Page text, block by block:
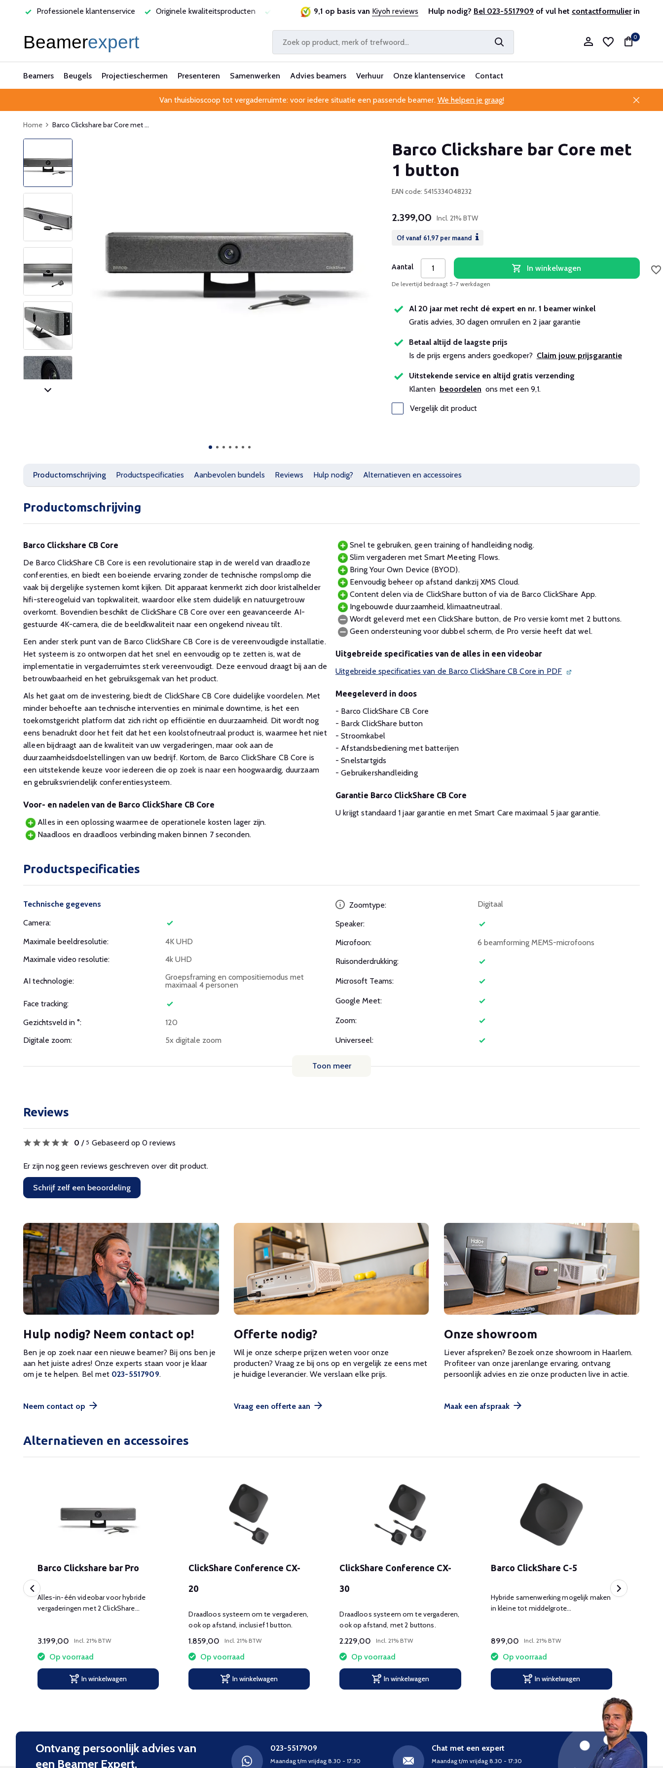
Professionele klantenservice Originele kwaliteitsproducten Laagste prijsgarantie Al 25 jaar betrouwbaar en ervaren Professionele klantenservice
9,1 op basis van Kiyoh reviews Hulp nodig? Bel 023-5517909 of vul het contactformulierin
Account aanmaken
0
Beamers Beugels Projectieschermen Presenteren Samenwerken Advies beamers Verhuur Onze klantenservice Contact
Van thuisbioscoop tot vergaderruimte: voor iedere situatie een passende beamer. We helpen je graag!
Home Barco Clickshare bar Core met ...
Barco Clickshare bar Core met
1 button
EAN code: 5415334048232
2.399,00 Incl. 21% BTW
Of vanaf 61,97per maand
Aantal In winkelwagen
De levertijd bedraagt 5-7 werkdagen
Al 20 jaar met recht dé expert en nr. 1 beamer winkel
Gratis advies, 30 dagen omruilen en 2 jaar garantie
Betaal altijd de laagste prijs
Is de prijs ergens anders goedkoper? Claim jouw prijsgarantie
Uitstekende service en altijd gratis verzending
Klanten beoordelen ons met een 9,1.
Vergelijk dit product
Productomschrijving Productspecificaties Aanbevolen bundels Reviews Hulp nodig? Alternatieven en accessoires
Productomschrijving
Barco Clickshare CB Core
De Barco ClickShare CB Core is een revolutionaire stap in de wereld van draadloze
conferenties, en biedt een boeiende ervaring zonder de technische rompslomp die
vaak bij dergelijke systemen komt kijken. Dit apparaat kenmerkt zich door kristalhelder
hifi-stereogeluid van topkwaliteit, waardoor elke stem duidelijk en natuurgetrouw
overkomt. Bovendien beschikt de ClickShare CB Core over een geavanceerde AI-
gestuurde 4K-camera, die de beeldkwaliteit naar een ongekend niveau tilt.
Een ander sterk punt van de Barco ClickShare CB Core is de vereenvoudigde installatie.
Het systeem is zo ontworpen dat het snel en eenvoudig op te zetten is, wat de
implementatie in vergaderruimtes sterk vereenvoudigt. Deze eenvoud draagt bij aan de
betrouwbaarheid en het gebruiksgemak van het product.
Als het gaat om de investering, biedt de ClickShare CB Core duidelijke voordelen. Met
minder behoefte aan technische interventies en minimale downtime, is het een
toekomstgericht platform dat zich richt op efficiëntie en duurzaamheid. Dit wordt nog
eens benadrukt door het feit dat het een koolstofneutraal product is, waarmee het niet
alleen bijdraagt aan de kwaliteit van uw vergaderingen, maar ook aan de
duurzaamheidsdoelstellingen van uw bedrijf. Kortom, de Barco ClickShare CB Core is
een uitstekende keuze voor iedereen die op zoek is naar een hoogwaardig, duurzaam
en gebruiksvriendelijk conferentiesysteem.
Voor- en nadelen van de Barco ClickShare CB Core
Alles in een oplossing waarmee de operationele kosten lager zijn.
Naadloos en draadloos verbinding maken binnen 7 seconden.
Snel te gebruiken, geen training of handleiding nodig.
Slim vergaderen met Smart Meeting Flows.
Bring Your Own Device (BYOD).
Eenvoudig beheer op afstand dankzij XMS Cloud.
Content delen via de ClickShare button of via de Barco ClickShare App.
Ingebouwde duurzaamheid, klimaatneutraal.
Wordt geleverd met een ClickShare button, de Pro versie komt met 2 buttons.
Geen ondersteuning voor dubbel scherm, de Pro versie heeft dat wel.
Uitgebreide specificaties van de alles in een videobar
Uitgebreide specificaties van de Barco ClickShare CB Core in PDF
Meegeleverd in doos
- Barco ClickShare CB Core
- Barck ClickShare button
- Stroomkabel
- Afstandsbediening met batterijen
- Snelstartgids
- Gebruikershandleiding
Garantie Barco ClickShare CB Core
U krijgt standaard 1 jaar garantie en met Smart Care maximaal 5 jaar garantie.
Productspecificaties
Technische gegevens
Camera:
Maximale beeldresolutie:
4K UHD
Maximale video resolutie:
4k UHD
AI technologie:
Groepsframing en compositiemodus met
maximaal 4 personen
Face tracking:
Gezichtsveld in °:
120
Digitale zoom:
5x digitale zoom
Zoomtype: Digitaal
Speaker:
Microfoon:
6 beamforming MEMS-microfoons
Ruisonderdrukking:
Microsoft Teams:
Google Meet:
Zoom:
Universeel:
Toon meer
Reviews
0 / 5 Gebaseerd op 0 reviews
Er zijn nog geen reviews geschreven over dit product.
Schrijf zelf een beoordeling
Hulp nodig? Neem contact op!
Ben je op zoek naar een nieuwe beamer? Bij ons ben je
aan het juiste adres! Onze experts staan voor je klaar
om je te helpen. Bel met 023-5517909.
Neem contact op
Offerte nodig?
Wil je onze scherpe prijzen weten voor onze
producten? Vraag ze bij ons op en vergelijk ze eens met
je huidige leverancier. We verslaan elke prijs.
Vraag een offerte aan
Onze showroom
Liever afspreken? Bezoek onze showroom in Haarlem.
Profiteer van onze jarenlange ervaring, ontvang
persoonlijk advies en zie onze producten live in actie.
Maak een afspraak
Alternatieven en accessoires
Barco Clickshare bar Pro
Alles-in-één videobar voor hybride
vergaderingen met 2 ClickShare
3.199,00 Incl. 21% BTW
Op voorraad
In winkelwagen
ClickShare Conference CX-
20
Draadloos systeem om te vergaderen,
ook op afstand, inclusief 1 button.
1.859,00 Incl. 21% BTW
Op voorraad
In winkelwagen
ClickShare Conference CX-
30
Draadloos systeem om te vergaderen,
ook op afstand, met 2 buttons.
2.229,00 Incl. 21% BTW
Op voorraad
In winkelwagen
Barco ClickShare C-5
Hybride samenwerking mogelijk maken
in kleine tot middelgrote
899,00 Incl. 21% BTW
Op voorraad
In winkelwagen
Ontvang persoonlijk advies van
een Beamer Expert.
023-5517909
Maandag t/m vrijdag 8.30 - 17:30
Chat met een expert
Maandag t/m vrijdag 8.30 - 17:30